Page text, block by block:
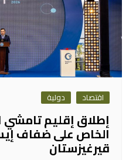
اقتصاد دولية
إطلاق إقليم تامشي
الخاص على ضفاف
قيرغيزستان